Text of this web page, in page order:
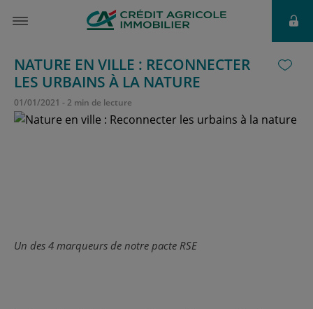
NATURE EN VILLE : RECONNECTER
LES URBAINS À LA NATURE
01/01/2021 - 2 min de lecture
Un des 4 marqueurs de notre pacte RSE